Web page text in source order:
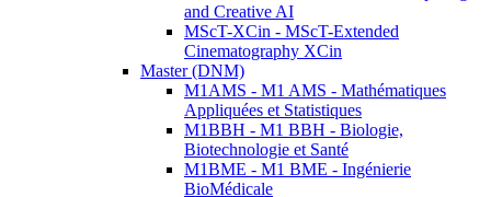
and Creative AI
MScT-XCin - MScT-Extended
Cinematography XCin
Master (DNM)
M1AMS - M1 AMS - Mathématiques
Appliquées et Statistiques
M1BBH - M1 BBH - Biologie,
Biotechnologie et Santé
M1BME - M1 BME - Ingénierie
BioMédicale